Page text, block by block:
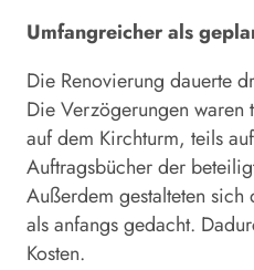
Umfangreicher als
Die Renovierung dauerte
Die Verzögerungen waren
auf dem Kirchturm, teils
Auftragsbücher der
Außerdem gestalteten
als anfangs gedacht.
Kosten.